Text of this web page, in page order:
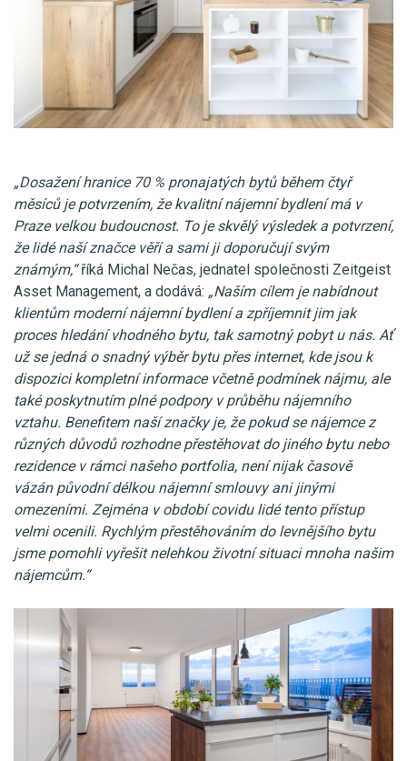
„Dosažení hranice 70 % pronajatých bytů během čtyř
měsíců je potvrzením, že kvalitní nájemní bydlení má v
Praze velkou budoucnost. To je skvělý výsledek a potvrzení,
že lidé naší značce věří a sami ji doporučují svým
známým,“říká Michal Nečas, jednatel společnosti Zeitgeist
Asset Management, a dodává: „Naším cílem je nabídnout
klientům moderní nájemní bydlení a zpříjemnit jim jak
proces hledání vhodného bytu, tak samotný pobyt u nás. Ať
už se jedná o snadný výběr bytu přes internet, kde jsou k
dispozici kompletní informace včetně podmínek nájmu, ale
také poskytnutím plné podpory v průběhu nájemního
vztahu. Benefitem naší značky je, že pokud se nájemce z
různých důvodů rozhodne přestěhovat do jiného bytu nebo
rezidence v rámci našeho portfolia, není nijak časově
vázán původní délkou nájemní smlouvy ani jinými
omezeními. Zejména v období covidu lidé tento přístup
velmi ocenili. Rychlým přestěhováním do levnějšího bytu
jsme pomohli vyřešit nelehkou životní situaci mnoha našim
nájemcům.“